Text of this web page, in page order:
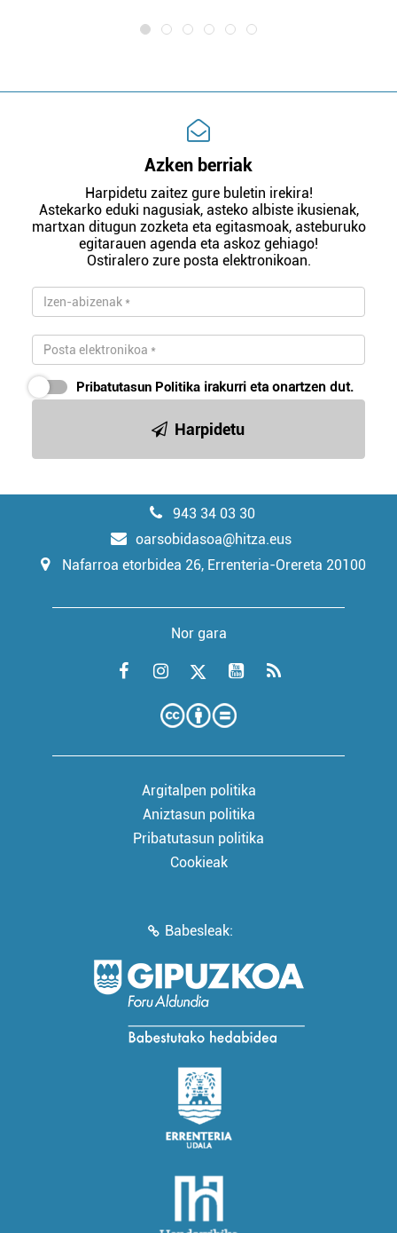
Azken berriak
Harpidetu zaitez gure buletin irekira!
Astekarko eduki nagusiak, asteko albiste ikusienak,
martxan ditugun zozketa eta egitasmoak, asteburuko
egitarauen agenda eta askoz gehiago!
Ostiralero zure posta elektronikoan.
Pribatutasun Politika irakurri eta onartzen dut.
Harpidetu
943 34 03 30
oarsobidasoa@hitza.eus
Nafarroa etorbidea 26, Errenteria-Orereta 20100
Nor gara
Argitalpen politika
Aniztasun politika
Pribatutasun politika
Cookieak
Babesleak: